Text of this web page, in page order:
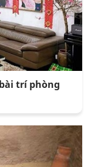
trí phòng